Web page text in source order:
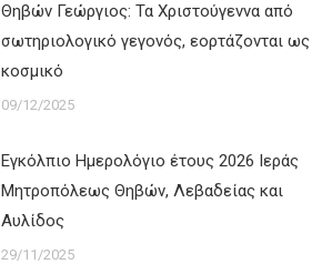
Θηβών Γεώργιος: Τα Χριστούγεννα από
σωτηριολογικό γεγονός, εορτάζονται ως
κοσμικό
09/12/2025
Εγκόλπιο Ημερολόγιο έτους 2026 Ιεράς
Μητροπόλεως Θηβών, Λεβαδείας και
Αυλίδος
29/11/2025